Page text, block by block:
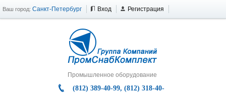
Ваш город: Санкт-Петербург Вход Регистрация
Промышленное оборудование
(812) 389-40-99, (812) 318-40-